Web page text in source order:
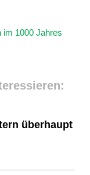
im 1000 Jahres
überhaupt